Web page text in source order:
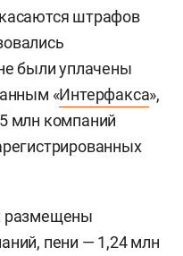
штрафов
были уплачены
«Интерфакса»,
млн компаний
размещены
пени — 1,24 млн